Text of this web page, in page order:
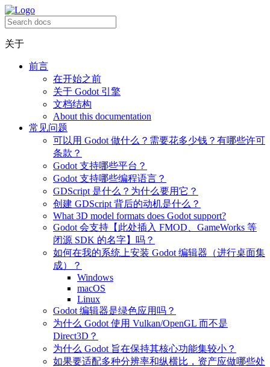
关于
前言
在开始之前
关于 Godot 引擎
文档结构
About this documentation
常见问题
可以用 Godot 做什么？需要花多少钱？有哪些许可
条款？
Godot 支持哪些平台？
Godot 支持哪些编程语言？
GDScript 是什么？为什么要用它？
创建 GDScript 背后的动机是什么？
What 3D model formats does Godot support?
Godot 会支持【此处插入 FMOD、GameWorks 等
闭源 SDK 的名字】吗？
如何在我的系统上安装 Godot 编辑器（进行桌面集
成）？
Windows
macOS
Linux
Godot 编辑器是绿色应用吗？
为什么 Godot 使用 Vulkan/OpenGL 而不是
Direct3D？
为什么 Godot 旨在保持其核心功能集较小？
如果要适配多种分辨率和纵横比，资产应做哪些处